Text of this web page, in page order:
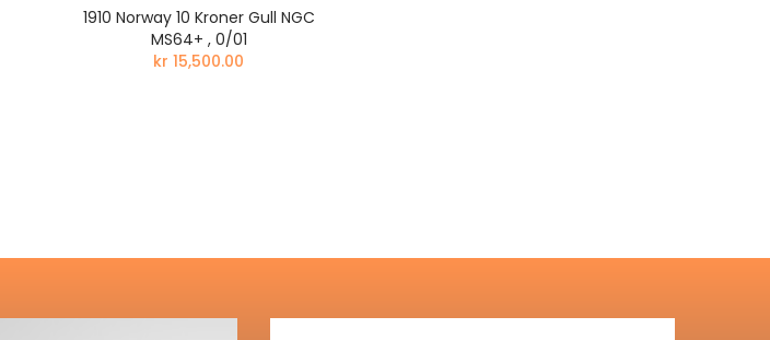
1910 Norway 10 Kroner Gull NGC
MS64+ , 0/01
kr 15,500.00